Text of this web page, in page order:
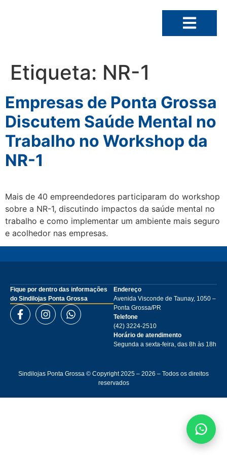
Etiqueta: NR-1
Empresas de Ponta Grossa
Discutem Saúde Mental no
Trabalho no Workshop da
NR-1
Mais de 40 empreendedores participaram do workshop
sobre a NR-1, discutindo impactos da saúde mental no
trabalho e como implementar um ambiente mais seguro
e acolhedor nas empresas.
Fique por dentro das informações
do Sindilojas Ponta Grossa
Endereço
Avenida Visconde de Taunay, 1050 –
Ponta Grossa/PR
Telefone
(42) 3224-2510
Horário de atendimento
Segunda a sexta-feira, das 8h às 18h
Sindilojas Ponta Grossa © Copyright 2025 – 2026 – Todos os direitos
reservados